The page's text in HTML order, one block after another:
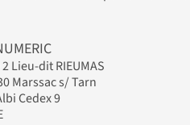
2 Lieu-dit RIEUMAS
Marssac s/ Tarn
Cedex 9